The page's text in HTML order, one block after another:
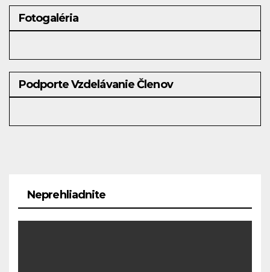
Fotogaléria
Podporte Vzdelávanie Členov
Neprehliadnite